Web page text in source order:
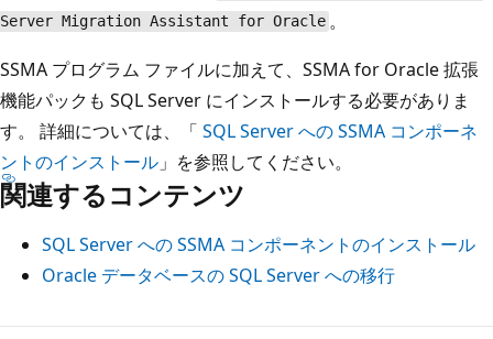
Server Migration Assistant for Oracle 。
SSMA プログラム ファイルに加えて、SSMA for Oracle 拡張
機能パックも SQL Server にインストールする必要がありま
す。 詳細については、「 SQL Server への SSMA コンポーネ
ントのインストール 」を参照してください。
関連するコンテンツ
SQL Server への SSMA コンポーネントのインストール
Oracle データベースの SQL Server への移行
読